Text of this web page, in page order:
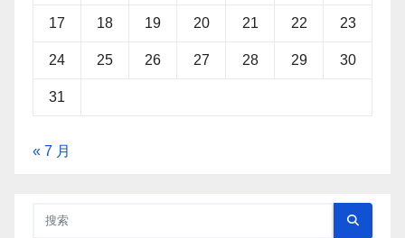
17 18 19 20 21 22 23
24 25 26 27 28 29 30
31
« 7 月